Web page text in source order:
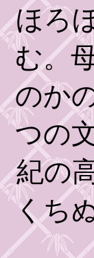
ほろ
む。
のか
つの
紀の
くち